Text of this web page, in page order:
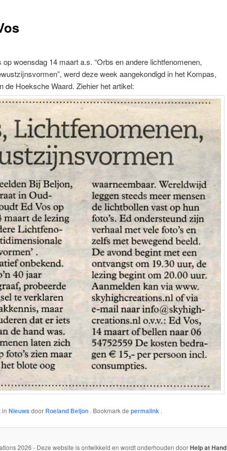
woensdag 14 maart a.s. “Orbs en andere lichtfenomenen,
werd deze week aangekondigd in het Kompas,
de Hoeksche Waard. Ziehier het artikel:
in Nieuws door Roeland Beljon . Bookmark de permalink .
2026 - Deze website is ontwikkeld en wordt onderhouden doorHelp at Hand